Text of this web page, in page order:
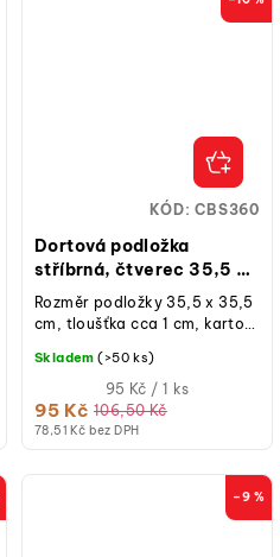
Dortová podložka
stříbrná, čtverec 35,5 x
35,5 cm, výška 10 mm
78,51 Kč bez DPH
95 Kč 106,50 Kč
Měrná
cena:
95 Kč / 1 ks
Skladem (>50 ks)
Rozměr podložky 35,5 x 35,5
cm, tloušťka cca 1 cm, karton
KÓD:CBS360
–9 %